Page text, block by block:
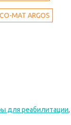
MAT ARGOS
для реабилитации,